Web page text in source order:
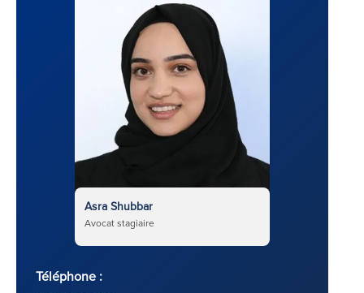
Asra Shubbar
Avocat stagiaire
Téléphone :